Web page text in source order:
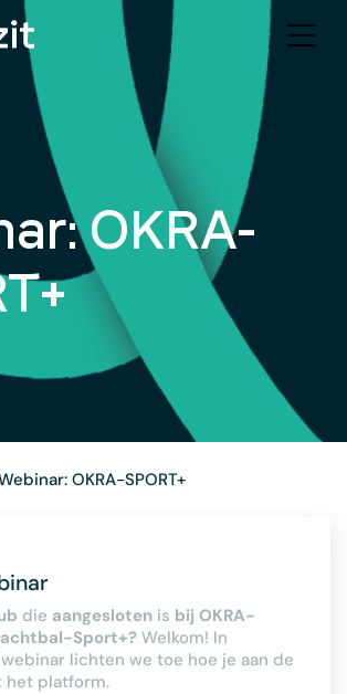
OKRA-
OKRA-SPORT+
die aangesloten is bij OKRA-
Sport+? Welkom! In
lichten we toe hoe je aan de
het platform.